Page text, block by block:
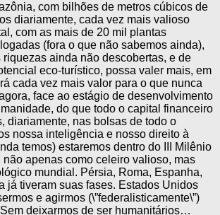
com bilhões de metros cúbicos de
diariamente, cada vez mais valioso
com as mais de 20 mil plantas
(fora o que não sabemos ainda),
riquezas ainda não descobertas, e de
eco-turístico, possa valer mais, em
cada vez mais valor para o que nunca
face ao estágio de desenvolvimento
do que todo o capital financeiro
diariamente, nas bolsas de todo o
nossa inteligência e nosso direito à
temos) estaremos dentro do III Milênio
não apenas como celeiro valioso, mas
mundial. Pérsia, Roma, Espanha,
já tiveram suas fases. Estados Unidos
e agirmos (\”federalisticamente\”)
deixarmos de ser humanitários…